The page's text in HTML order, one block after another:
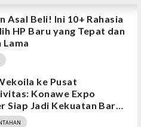
Asal Beli! Ini 10+ Rahasia
HP Baru yang Tepat dan
Lama
ke Pusat
Konawe Expo
Siap Jadi Kekuatan Baru